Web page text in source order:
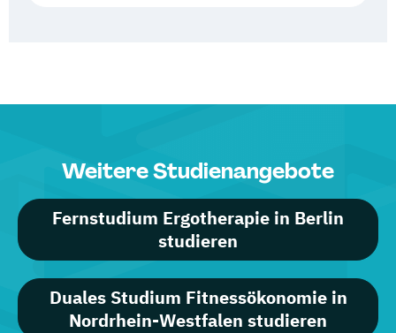
Weitere Studienangebote
Fernstudium Ergotherapie in Berlin
studieren
Duales Studium Fitnessökonomie in
Nordrhein-Westfalen studieren